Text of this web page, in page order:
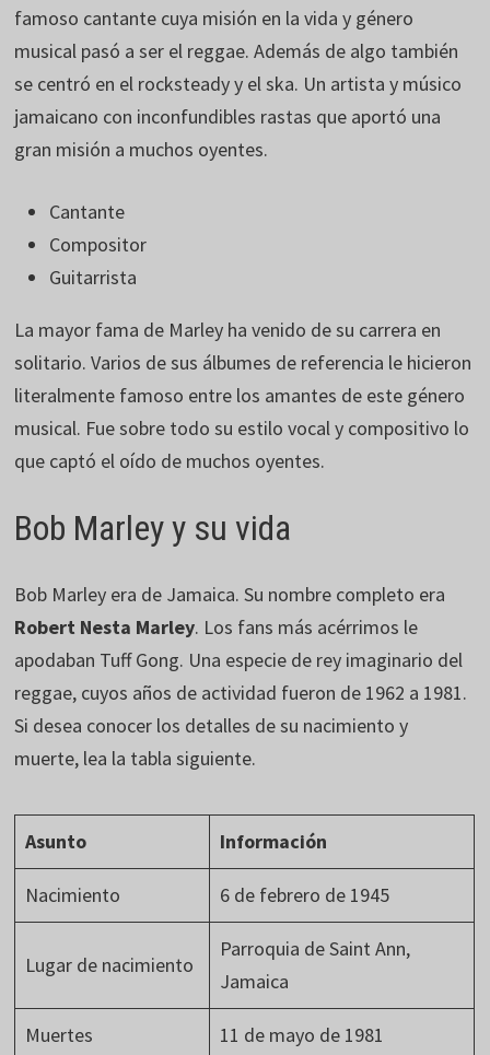
famoso cantante cuya misión en la vida y género
musical pasó a ser el reggae. Además de algo también
se centró en el rocksteady y el ska. Un artista y músico
jamaicano con inconfundibles rastas que aportó una
gran misión a muchos oyentes.
Cantante
Compositor
Guitarrista
La mayor fama de Marley ha venido de su carrera en
solitario. Varios de sus álbumes de referencia le hicieron
literalmente famoso entre los amantes de este género
musical. Fue sobre todo su estilo vocal y compositivo lo
que captó el oído de muchos oyentes.
Bob Marley y su vida
Bob Marley era de Jamaica. Su nombre completo era
Robert Nesta Marley. Los fans más acérrimos le
apodaban Tuff Gong. Una especie de rey imaginario del
reggae, cuyos años de actividad fueron de 1962 a 1981.
Si desea conocer los detalles de su nacimiento y
muerte, lea la tabla siguiente.
Asunto Información
Nacimiento 6 de febrero de 1945
Lugar de nacimiento
Parroquia de Saint Ann,
Jamaica
Muertes 11 de mayo de 1981